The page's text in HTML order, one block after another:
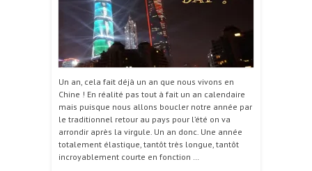
Un an, cela fait déjà un an que nous vivons en
Chine ! En réalité pas tout à fait un an calendaire
mais puisque nous allons boucler notre année par
le traditionnel retour au pays pour l’été on va
arrondir après la virgule. Un an donc. Une année
totalement élastique, tantôt très longue, tantôt
incroyablement courte en fonction …